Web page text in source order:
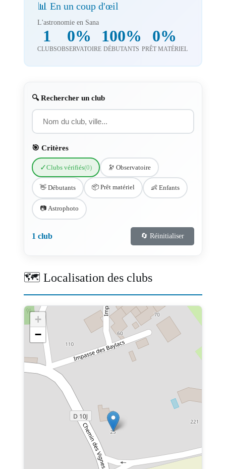
📊 En un coup d'œil
L'astronomie en Sana
1
CLUBS
0%
OBSERVATOIRE
100%
DÉBUTANTS
0%
PRÊT MATÉRIEL
🔍 Rechercher un club
🎯 Critères
✓Clubs vérifiés(0) 🔭 Observatoire
👋 Débutants 📦 Prêt matériel 👶 Enfants
📷 Astrophoto
1 club 🔄 Réinitialiser
🗺️ Localisation des clubs
+
−